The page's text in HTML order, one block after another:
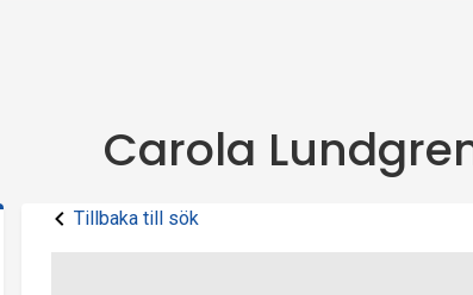
Carola
Tillbaka till sök